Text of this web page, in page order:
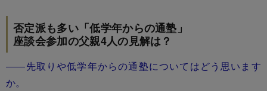
否定派も多い「低学年からの通塾」
座談会参加の父親4人の見解は？
――先取りや低学年からの通塾についてはどう思います
か。